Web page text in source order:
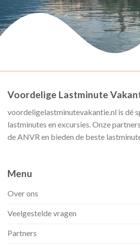
Voordelige Lastminute
voordeligelastminutevakantie.nl is dé
lastminutes en excursies. Onze
de ANVR en bieden de beste
Menu
Over ons
Veelgestelde vragen
Partners